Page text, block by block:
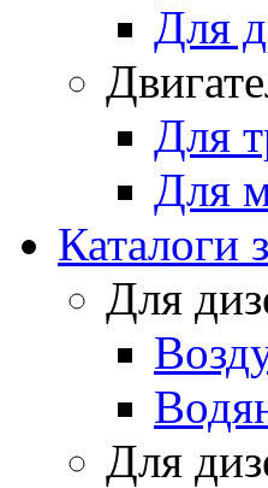
Для
Для
Для
Каталоги
Для
Для